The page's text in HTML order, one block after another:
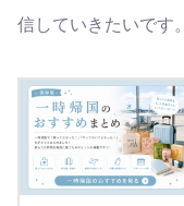
信していきたいです。